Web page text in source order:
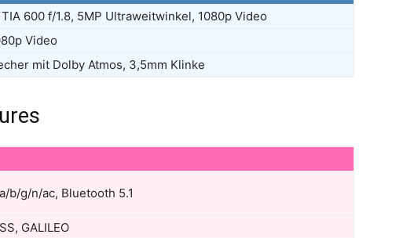
600 f/1.8, 5MP Ultraweitwinkel, 1080p Video
Video
mit Dolby Atmos, 3,5mm Klinke
b/g/n/ac, Bluetooth 5.1
GALILEO